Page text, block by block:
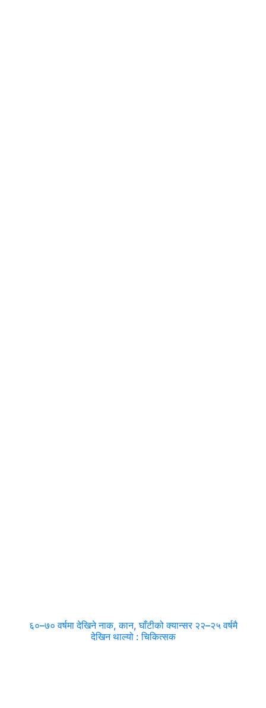
६०–७० वर्षमा देखिने नाक, कान, घाँटीको क्यान्सर २२–२५ वर्षमै
देखिन थाल्यो : चिकित्सक